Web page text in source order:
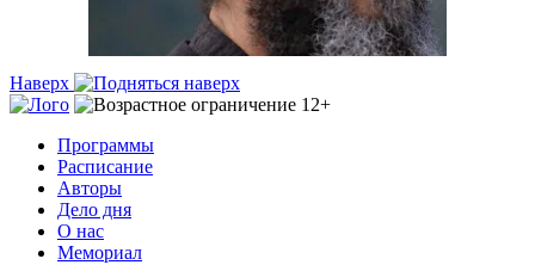
Наверх
Программы
Расписание
Авторы
Дело дня
О нас
Мемориал